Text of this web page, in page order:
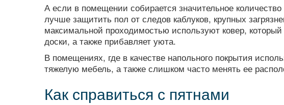
А если в помещении собирается значительное
лучше защитить пол от следов каблуков, крупных
максимальной проходимостью используют ковер,
доски, а также прибавляет уюта.
В помещениях, где в качестве напольного покрытия
тяжелую мебель, а также слишком часто менять ее
Как справиться с пятнами